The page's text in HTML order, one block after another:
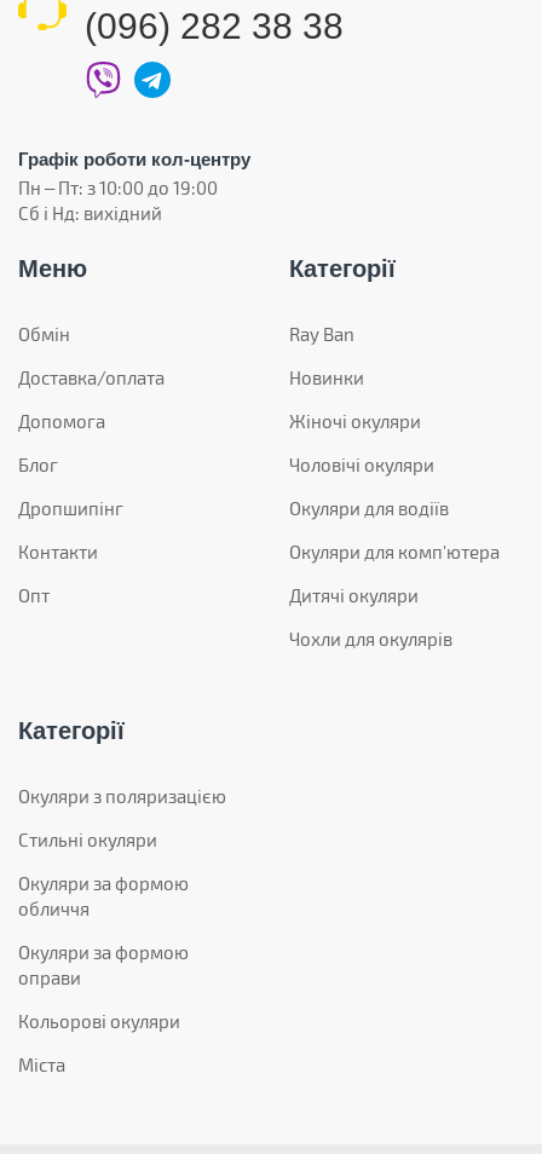
(096) 282 38 38
Графік роботи кол-центру
Пн – Пт: з 10:00 до 19:00
Сб і Нд: вихідний
Меню
Обмін
Доставка/оплата
Допомога
Блог
Дропшипінг
Контакти
Опт
Категорії
Ray Ban
Новинки
Жіночі окуляри
Чоловічі окуляри
Окуляри для водіїв
Окуляри для комп'ютера
Дитячі окуляри
Чохли для окулярів
Категорії
Окуляри з поляризацією
Стильні окуляри
Окуляри за формою
обличчя
Окуляри за формою
оправи
Кольорові окуляри
Міста